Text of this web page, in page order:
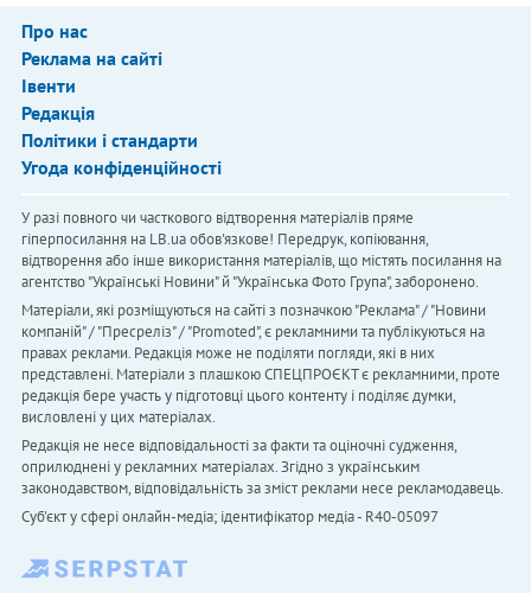
Про нас
Реклама на сайті
Івенти
Редакція
Політики і стандарти
Угода конфіденційності
У разі повного чи часткового відтворення матеріалів пряме
гіперпосилання на LB.ua обов'язкове! Передрук, копіювання,
відтворення або інше використання матеріалів, що містять посилання на
агентство "Українськi Новини" й "Українська Фото Група", заборонено.
Матеріали, які розміщуються на сайті з позначкою "Реклама" / "Новини
компаній" / "Пресреліз" / "Promoted", є рекламними та публікуються на
правах реклами. Редакція може не поділяти погляди, які в них
представлені. Матеріали з плашкою СПЕЦПРОЄКТ є рекламними, проте
редакція бере участь у підготовці цього контенту і поділяє думки,
висловлені у цих матеріалах.
Редакція не несе відповідальності за факти та оціночні судження,
оприлюднені у рекламних матеріалах. Згідно з українським
законодавством, відповідальність за зміст реклами несе рекламодавець.
Cуб'єкт у сфері онлайн-медіа; ідентифікатор медіа - R40-05097